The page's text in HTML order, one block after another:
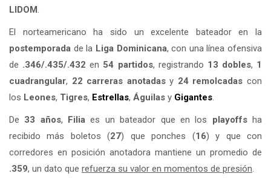
LIDOM .
El norteamericano ha sido un excelente bateador en la
postemporada de la Liga Dominicana, con una línea ofensiva
de .346/.435/.432 en 54 partidos, registrando 13 dobles, 1
cuadrangular, 22 carreras anotadasy 24 remolcadas con
los Leones, Tigres, Estrellas, Águilas y Gigantes.
De 33 años, Filia es un bateador que en los playoffsha
recibido más boletos (27) que ponches (16) y que con
corredores en posición anotadora mantiene un promedio de
.359, un dato que refuerza su valor en momentos de presión.